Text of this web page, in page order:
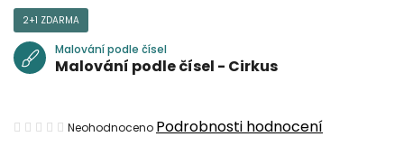
2+1 ZDARMA
Malování podle čísel
Malování podle čísel - Cirkus
Průměrné
Neohodnoceno Podrobnosti hodnocení